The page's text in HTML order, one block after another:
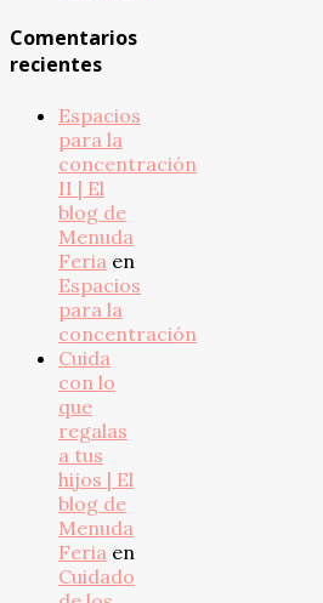
Comentarios
recientes
Espacios
para la
concentración
II | El
blog de
Menuda
Feria en
Espacios
para la
concentración
Cuida
con lo
que
regalas
a tus
hijos | El
blog de
Menuda
Feria en
Cuidado